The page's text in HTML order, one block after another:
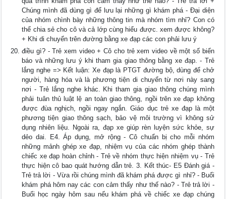
Chúng mình đã dùng gì để lưu lại những gì khám phá - Đại diện
của nhóm chình bày những thông tin mà nhóm tìm nhỉ? Con có
thể chia sẻ cho cô và cả lớp cùng hiểu được. xem được không?
+ Khi di chuyển trên đường bằng xe đạp các con phải lưu ý
điều gì? - Trẻ xem video + Cô cho trẻ xem video về một số biển
báo và những lưu ý khi tham gia giao thông bằng xe đạp. - Trẻ
lắng nghe => Kết luận: Xe đạp là PTGT đường bộ, dùng để chở
người, hàng hóa và là phương tiện di chuyển từ nơi này sang
nơi - Trẻ lắng nghe khác. Khi tham gia giao thông chúng mình
phải tuân thủ luật lệ an toàn giao thông, ngồi trên xe đạp không
được đùa nghịch, ngồi ngay ngắn. Giáo dục trẻ xe đạp là một
phương tiện giao thông sạch, bảo vệ môi trường vì không sử
dụng nhiên liệu. Ngoài ra, đạp xe giúp rèn luyện sức khỏe, sự
dẻo dai. E4. Áp dụng, mở rộng - Cô chuẩn bị cho mỗi nhóm
những mảnh ghép xe đạp, nhiệm vụ của các nhóm ghép thành
chiếc xe đạp hoàn chỉnh - Trẻ về nhóm thực hiện nhiệm vụ - Trẻ
thực hiện cô bao quát hướng dẫn trẻ. 3. Kết thúc- E5 Đánh giá -
Trẻ trả lời - Vừa rồi chúng mình đã khám phá được gì nhỉ? - Buổi
khám phá hôm nay các con cảm thấy như thế nào? - Trẻ trả lời -
Buổi học ngày hôm sau nếu khám phá về chiếc xe đạp chúng